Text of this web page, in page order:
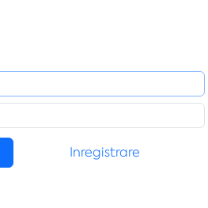
Inregistrare